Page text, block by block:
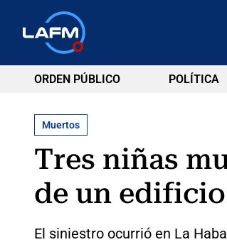
ORDEN PÚBLICO POLÍTICA
Muertos
Tres niñas
de un edificio
El siniestro ocurrió en La